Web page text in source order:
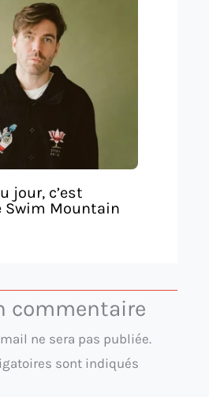
jour, c’est
Swim Mountain
commentaire
ne sera pas publiée.
sont indiqués